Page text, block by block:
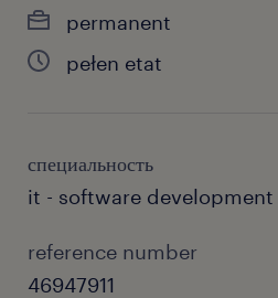
permanent
pełen etat
специальность
it - software development
reference number
46947911